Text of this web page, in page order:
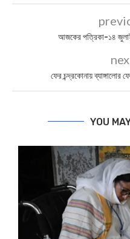
আজকের পত্রিকা-১৪
ফের চন্দ্রকোনায় ব্যাঙ্গালোর
YOU